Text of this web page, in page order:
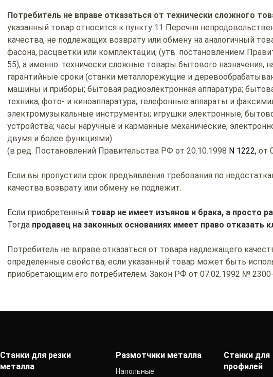
Потребитель не вправе отказаться от технически сложного
указанный товар относится к пункту 11 Перечня
качества, не подлежащих возврату или обмену на аналогичный
фасона, расцветки или комплектации, (утв. постановлением
55), а именно: технически сложные товары бытового назначения,
гарантийные сроки (станки металлорежущие и
машины и приборы; бытовая радиоэлектронная аппаратура;
техника; фото- и киноаппаратура; телефонные аппараты и
электромузыкальные инструменты; игрушки электронные,
устройства; часы наручные и карманные механические,
двумя и более функциями).
(в ред. Постановлений Правительства РФ от 20.10.1998 N 1222, от
Если вы пропустили срок предъявления требования по
качества возврату или обмену не подлежит.
Если приобретенный товар не имеет изъянов и брака, а просто
Тогда продавец на законных основаниях имеет право отказать
Потребитель не вправе отказаться от товара надлежащего
определенные свойства, если указанный товар может быть
приобретающим его потребителем. Закон РФ от 07.02.1992 №
Станки для резки
металла
Размотчики металла
Напольные
Станки для
профилей